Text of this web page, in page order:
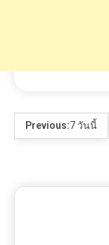
Previous:7 วันนี้